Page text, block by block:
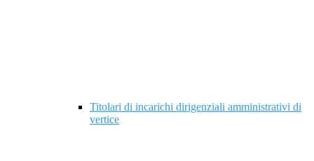
Titolari di incarichi dirigenziali amministrativi di
vertice